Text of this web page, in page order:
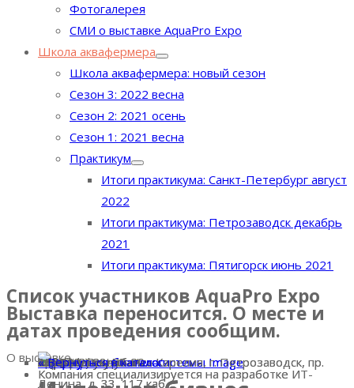
Фотогалерея
СМИ о выставке AquaPro Expo
Школа аквафермера
Школа аквафермера: новый сезон
Сезон 3: 2022 весна
Сезон 2: 2021 осень
Сезон 1: 2021 весна
Практикум
Итоги практикума: Санкт-Петербург август
2022
Итоги практикума: Петрозаводск декабрь
2021
Итоги практикума: Пятигорск июнь 2021
Список участников AquaPro Expo
Выставка переносится. О месте и
датах проведения сообщим.
« Вернуться в каталог
Номер стенда:
А108
Страна:
Россия
Адрес:
185910, Республика Карелия, г. Петрозаводск, пр.
Ленина, д. 33, 117 каб.
Телефон:
8 (814-2) 28-52-20
E-mail:
info@inbisyst.ru
Сайт:
https://inbisyst.ru/
Компания специализируется на разработке ИТ-
« Вернуться в каталог
« Вернуться в каталог
А108
https://inbisyst.ru/
info@inbisyst.ru
185910, Республика Карелия, г. Петрозаводск, пр.
Ленина, д. 33, 117 каб.
8 (814-2) 28-52-20
Компания специализируется на разработке ИТ-
« Вернуться в каталог
О выставке